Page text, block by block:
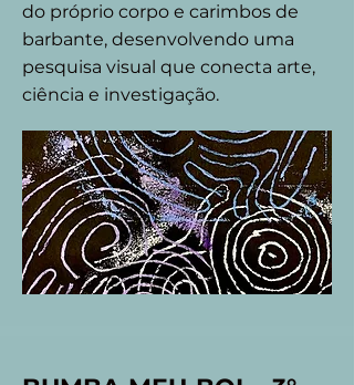
do próprio corpo e carimbos de
barbante, desenvolvendo uma
pesquisa visual que conecta arte,
ciência e investigação.